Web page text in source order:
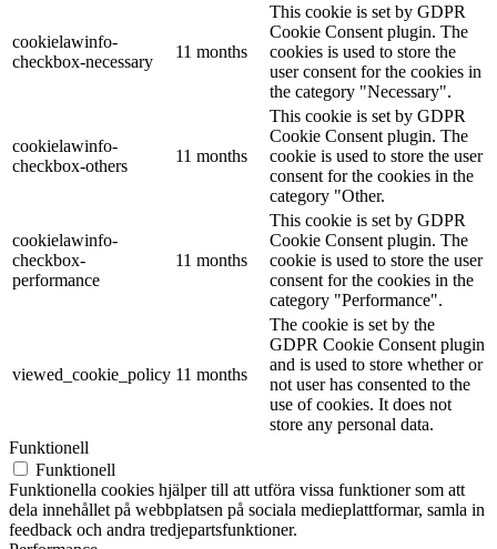
cookielawinfo-
checkbox-necessary
11 months
This cookie is set by GDPR
Cookie Consent plugin. The
cookies is used to store the
user consent for the cookies in
the category "Necessary".
cookielawinfo-
checkbox-others
11 months
This cookie is set by GDPR
Cookie Consent plugin. The
cookie is used to store the user
consent for the cookies in the
category "Other.
cookielawinfo-
checkbox-
performance
11 months
This cookie is set by GDPR
Cookie Consent plugin. The
cookie is used to store the user
consent for the cookies in the
category "Performance".
viewed_cookie_policy 11 months
The cookie is set by the
GDPR Cookie Consent plugin
and is used to store whether or
not user has consented to the
use of cookies. It does not
store any personal data.
Funktionell
Funktionell
Funktionella cookies hjälper till att utföra vissa funktioner som att
dela innehållet på webbplatsen på sociala medieplattformar, samla in
feedback och andra tredjepartsfunktioner.